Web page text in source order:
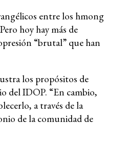
entre los hmong
hoy hay más de
“brutal” que han
los propósitos de
del IDOP. “En cambio,
a través de la
de la comunidad de